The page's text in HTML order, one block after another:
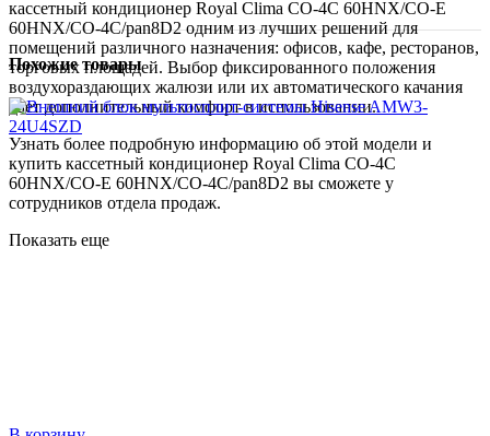
кассетный кондиционер Royal Clima CO-4C 60HNX/CO-E
60HNX/CO-4C/pan8D2 одним из лучших решений для
помещений различного назначения: офисов, кафе, ресторанов,
торговых площадей. Выбор фиксированного положения
воздухораздающих жалюзи или их автоматического качания
дает дополнительный комфорт в использовании.
Узнать более подробную информацию об этой модели и
купить кассетный кондиционер Royal Clima CO-4C
60HNX/CO-E 60HNX/CO-4C/pan8D2 вы сможете у
сотрудников отдела продаж.
Показать еще
Похожие товары